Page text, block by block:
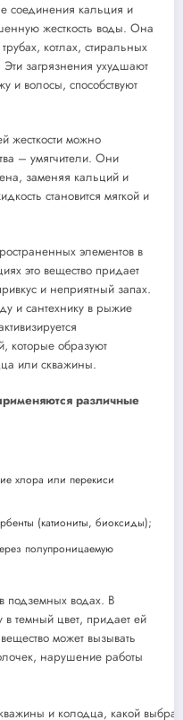
соединения кальция и
жесткость воды. Она
котлах, стиральных
загрязнения ухудшают
и волосы, способствуют
жесткости можно
– умягчители. Они
заменяя кальций и
становится мягкой и
элементов в
это вещество придает
и неприятный запах.
и сантехнику в рыжие
которые образуют
или скважины.
различные
хлора или перекиси
(катиониты, биоксиды);
полупроницаемую
подземных водах. В
темный цвет, придает ей
может вызывать
нарушение работы